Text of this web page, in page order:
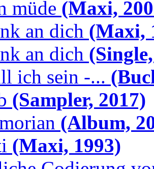
müde (Maxi,
an dich (Maxi,
an dich
ich sein -...
(Sampler, 2017)
(Album,
(Maxi, 1993)